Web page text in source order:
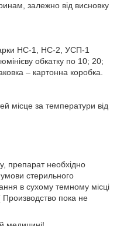
залежно від висновку
НС-1, НС-2, УСП-1
обкатку по 10; 20;
– картонна коробка.
місце за температури від
препарат необхідно
стерильного
в сухому темному місці
пока не